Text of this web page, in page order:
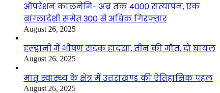
ऑपरेशन कालनेमि- अब तक 4000 सत्यापन, एक
बांग्लादेशी समेत 300 से अधिक गिरफ्तार
August 26, 2025
हल्द्वानी में भीषण सड़क हादसा, तीन की मौत, दो घायल
August 26, 2025
मातृ स्वास्थ्य के क्षेत्र में उत्तराखण्ड की ऐतिहासिक पहल
August 26, 2025